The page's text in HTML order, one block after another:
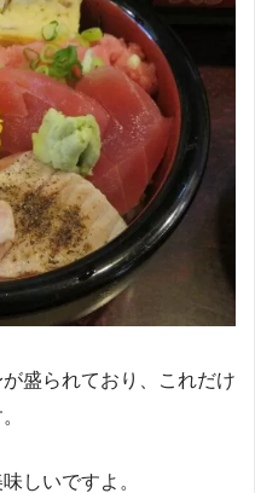
盛られており、これだけ
しいですよ。